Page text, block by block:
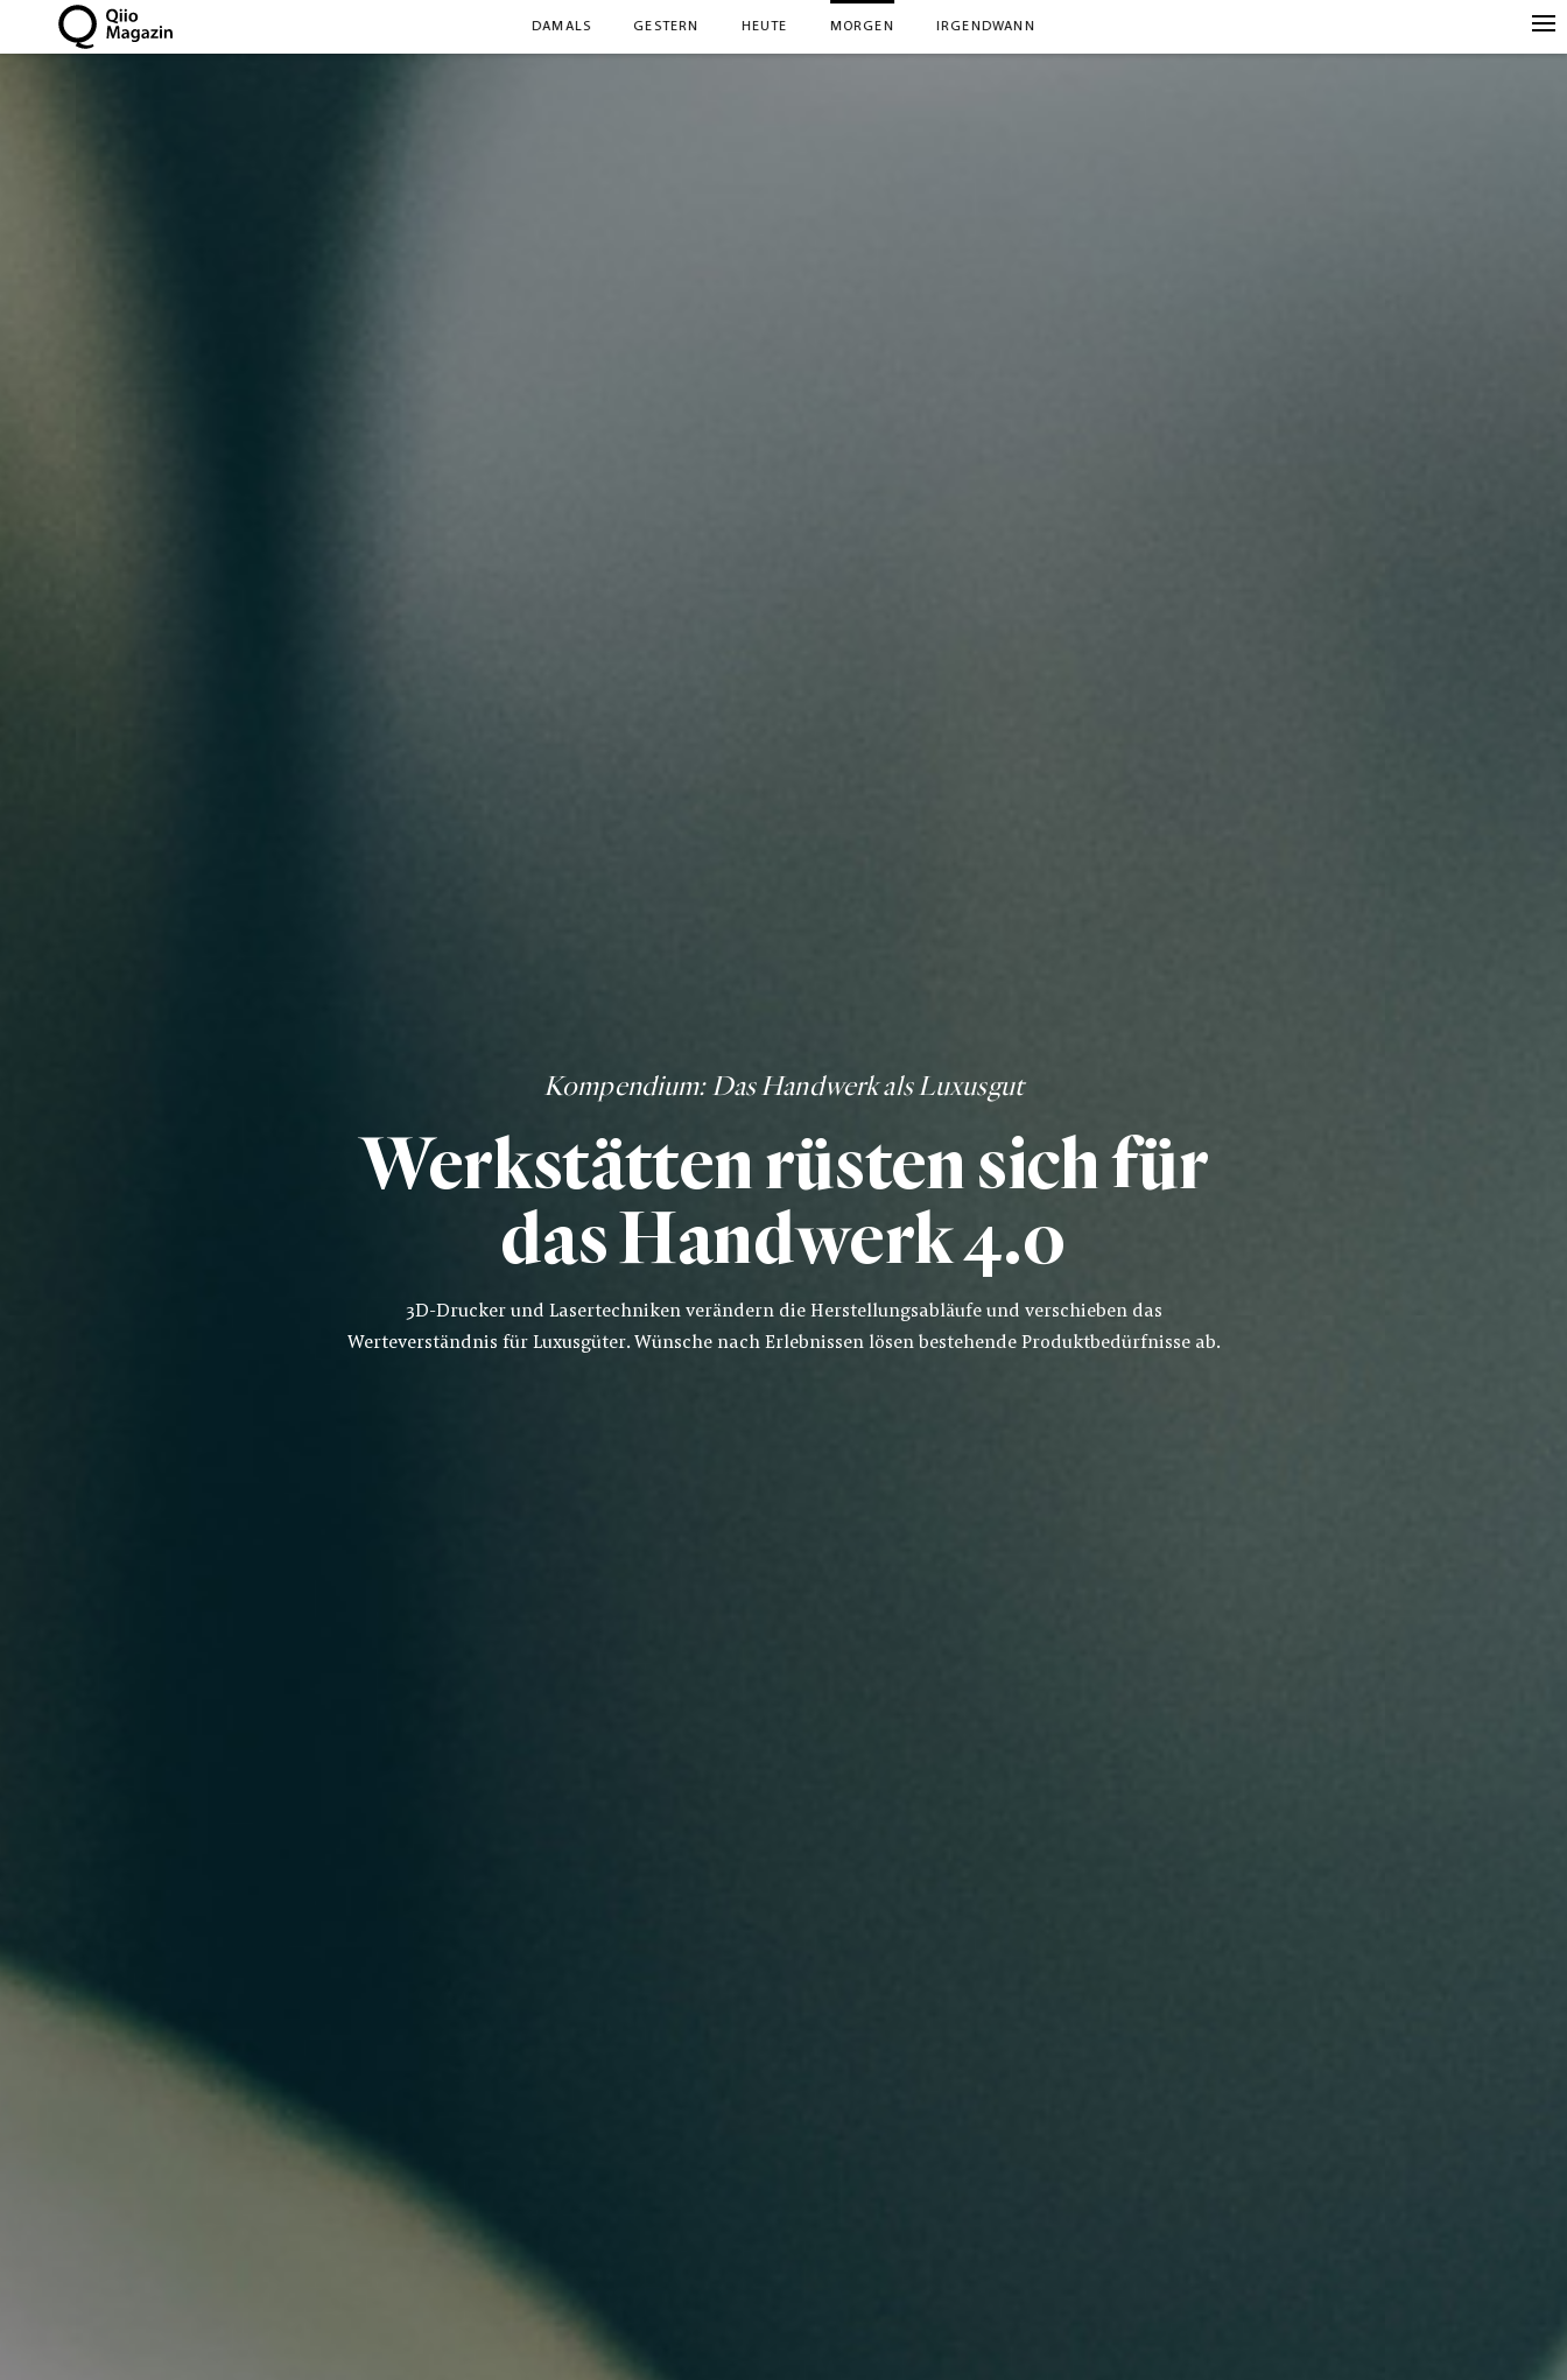
DAMALS GESTERN HEUTE MORGEN IRGENDWANN
Kompendium: Das Handwerk als Luxusgut
Werkstätten rüsten sich für
das Handwerk 4.0
3D-Drucker und Lasertechniken verändern die Herstellungsabläufe und verschieben das
Werteverständnis für Luxusgüter. Wünsche nach Erlebnissen lösen bestehende Produktbedürfnisse ab.